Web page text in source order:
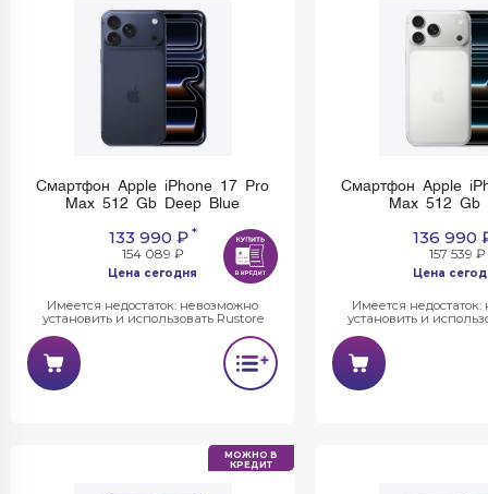
Смартфон Apple iPhone 17 Pro
Max 512 Gb Deep Blue
133 990 ₽*
154 089 ₽
Цена сегодня
Имеется недостаток: невозможно
установить и использовать Rustore
Смартфон Apple
Max 512 Gb
136 990
157 539 ₽
Цена
Имеется
установить и
МОЖНО В
КРЕДИТ